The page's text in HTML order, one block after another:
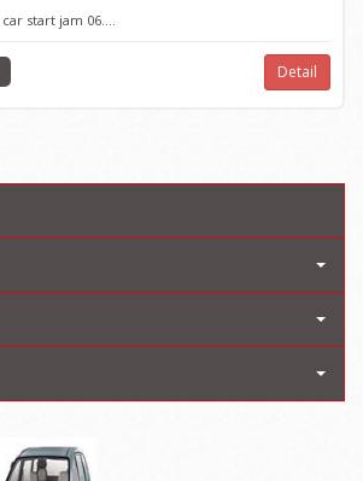
start jam 06....
Detail